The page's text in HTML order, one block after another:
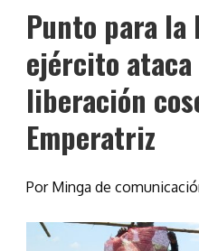
Punto para
ejército
liberación
Emperatriz
Por Minga de